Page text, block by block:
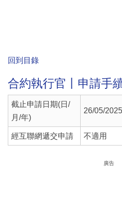
回到目錄
合約執行官丨申請手
截止申請日期(日/
月/年)
26/05/
經互聯網遞交申請 不適用
廣告